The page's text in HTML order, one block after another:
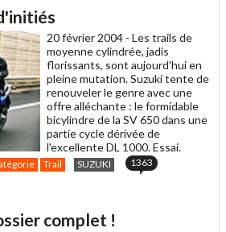
20 février 2004 - Les trails de
moyenne cylindrée, jadis
florissants, sont aujourd'hui en
pleine mutation. Suzuki tente de
renouveler le genre avec une
offre alléchante : le formidable
bicylindre de la SV 650 dans une
partie cycle dérivée de
l'excellente DL 1000. Essai.
Trail SUZUKI 1363
complet !